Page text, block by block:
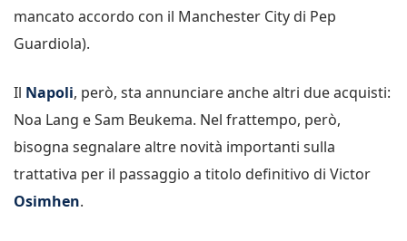
mancato accordo con il Manchester City di Pep
Guardiola).
Il Napoli, però, sta annunciare anche altri due acquisti:
Noa Lang e Sam Beukema. Nel frattempo, però,
bisogna segnalare altre novità importanti sulla
trattativa per il passaggio a titolo definitivo di Victor
Osimhen.